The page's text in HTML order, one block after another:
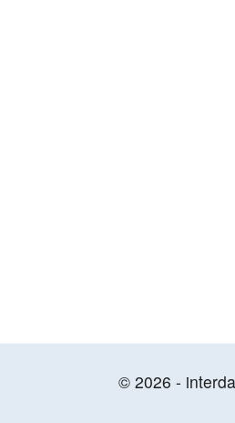
© 2026 -